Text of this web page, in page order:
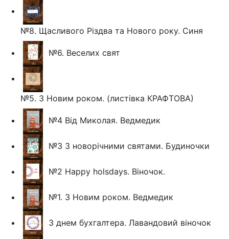
№8. Щасливого Різдва та Нового року. Синя
№6. Веселих свят
№5. З Новим роком. (листівка КРАФТОВА)
№4 Від Миколая. Ведмедик
№3 З новорічними святами. Будиночки
№2 Happy holsdays. Віночок.
№1. З Новим роком. Ведмедик
З днем бухгалтера. Лавандовий віночок